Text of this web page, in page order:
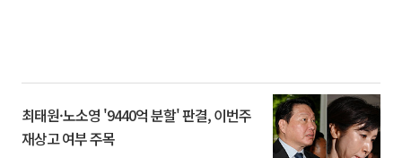
최태원·노소영 '9440억 분할' 판결, 이번주
재상고 여부 주목